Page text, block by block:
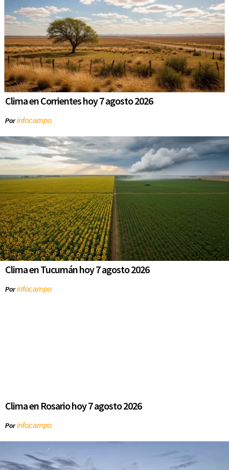
Clima en Corrientes hoy 7 agosto 2026
Porinfocampo
Clima en Tucumán hoy 7 agosto 2026
Porinfocampo
Clima en Rosario hoy 7 agosto 2026
Porinfocampo